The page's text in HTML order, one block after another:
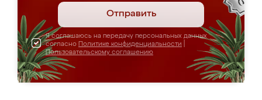
Отправить
Я соглашаюсь на передачу персональных данных
согласно Политике конфиденциальности
Пользовательскому соглашению